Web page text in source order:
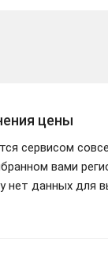
цены
сервисом
вами
нет данных для